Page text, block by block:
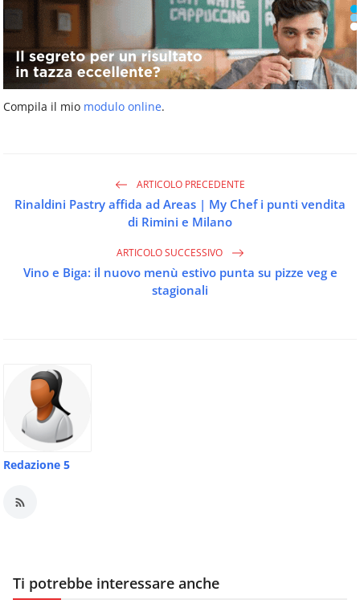
Compila il mio modulo online.
ARTICOLO PRECEDENTE
Rinaldini Pastry affida ad Areas | My Chef i punti vendita
di Rimini e Milano
ARTICOLO SUCCESSIVO
Vino e Biga: il nuovo menù estivo punta su pizze veg e
stagionali
Redazione 5
Ti potrebbe interessare anche